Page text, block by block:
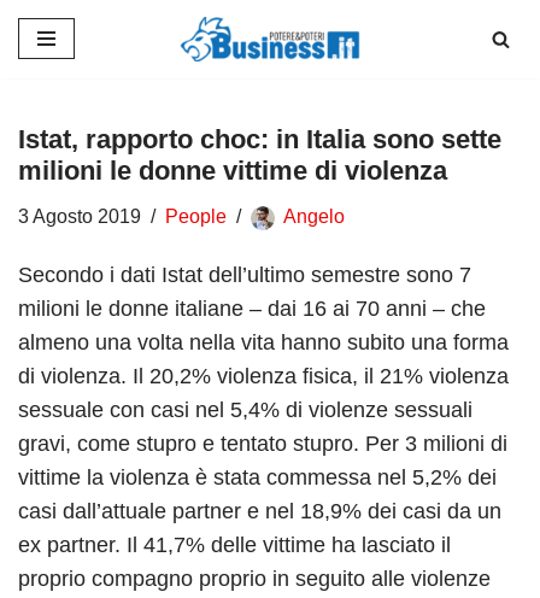
contenuto
Istat, rapporto choc: in Italia sono sette
milioni le donne vittime di violenza
3 Agosto 2019 People Angelo
Secondo i dati Istat dell’ultimo semestre sono 7
milioni le donne italiane – dai 16 ai 70 anni – che
almeno una volta nella vita hanno subito una forma
di violenza. Il 20,2% violenza fisica, il 21% violenza
sessuale con casi nel 5,4% di violenze sessuali
gravi, come stupro e tentato stupro. Per 3 milioni di
vittime la violenza è stata commessa nel 5,2% dei
casi dall’attuale partner e nel 18,9% dei casi da un
ex partner. Il 41,7% delle vittime ha lasciato il
proprio compagno proprio in seguito alle violenze